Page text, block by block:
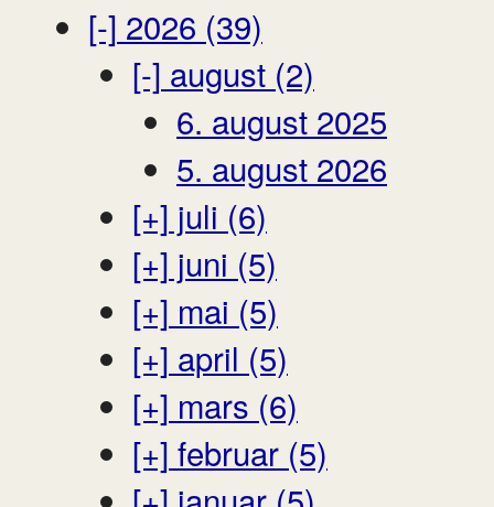
[-] 2026 (39)
[-] august (2)
6. august 2025
5. august 2026
[+] juli (6)
[+] juni (5)
[+] mai (5)
[+] april (5)
[+] mars (6)
[+] februar (5)